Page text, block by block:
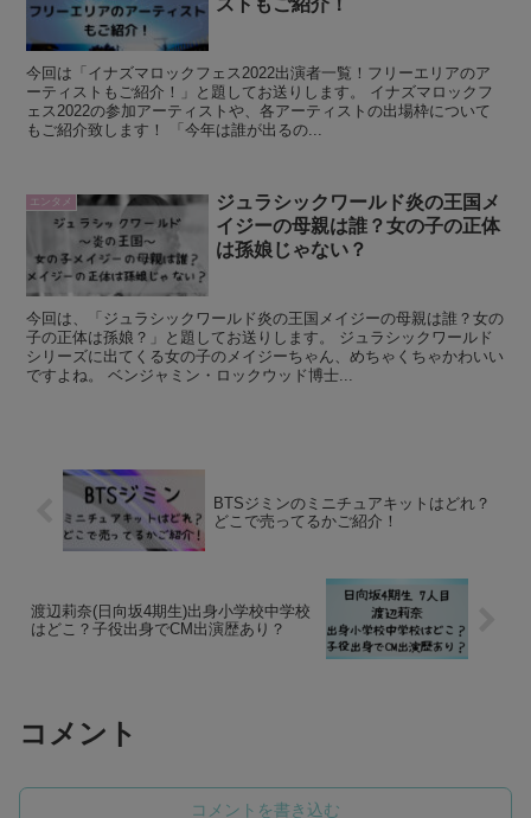
ストもご紹介！
今回は「イナズマロックフェス2022出演者一覧！フリーエリアのア
ーティストもご紹介！」と題してお送りします。 イナズマロックフ
ェス2022の参加アーティストや、各アーティストの出場枠について
もご紹介致します！ 「今年は誰が出るの...
エンタメ
ジュラシックワールド炎の王国メ
イジーの母親は誰？女の子の正体
は孫娘じゃない？
今回は、「ジュラシックワールド炎の王国メイジーの母親は誰？女の
子の正体は孫娘？」と題してお送りします。 ジュラシックワールド
シリーズに出てくる女の子のメイジーちゃん、めちゃくちゃかわいい
ですよね。 ベンジャミン・ロックウッド博士...
BTSジミンのミニチュアキットはどれ？
どこで売ってるかご紹介！
渡辺莉奈(日向坂4期生)出身小学校中学校
はどこ？子役出身でCM出演歴あり？
コメント
コメントを書き込む